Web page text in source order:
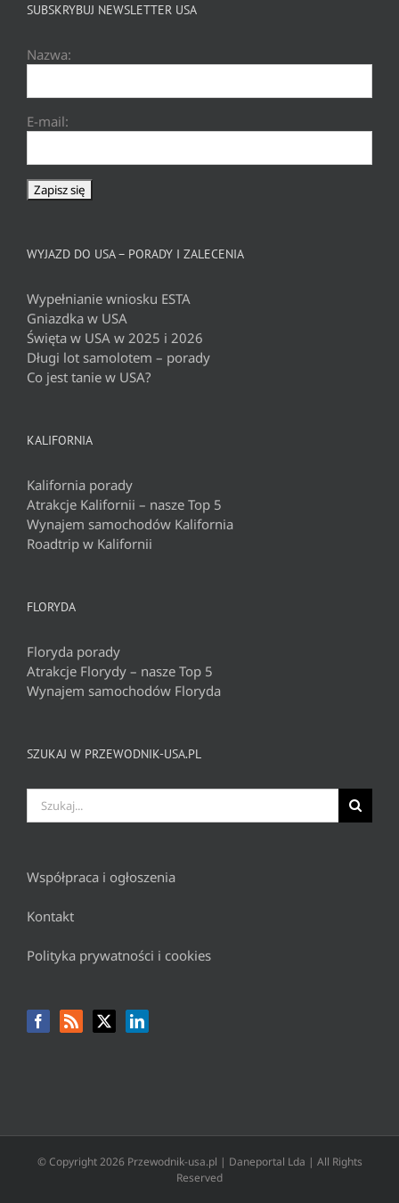
SUBSKRYBUJ NEWSLETTER USA
Nazwa:
E-mail:
WYJAZD DO USA – PORADY I ZALECENIA
Wypełnianie wniosku ESTA
Gniazdka w USA
Święta w USA w 2025 i 2026
Długi lot samolotem – porady
Co jest tanie w USA?
KALIFORNIA
Kalifornia porady
Atrakcje Kalifornii – nasze Top 5
Wynajem samochodów Kalifornia
Roadtrip w Kalifornii
FLORYDA
Floryda porady
Atrakcje Florydy – nasze Top 5
Wynajem samochodów Floryda
SZUKAJ W PRZEWODNIK-USA.PL
Szukaj
Współpraca i ogłoszenia
Kontakt
Polityka prywatności i cookies
© Copyright2026 Przewodnik-usa.pl | Daneportal Lda | All Rights
Reserved